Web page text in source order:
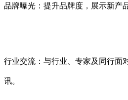
品牌曝光：提升品牌度，展示新产
行业交流：与行业、专家及同行面
讯。